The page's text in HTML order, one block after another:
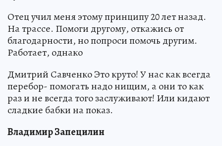
Отец учил меня этому принципу 20 лет назад.
На трассе. Помоги другому, откажись от
благодарности, но попроси помочь другим.
Работает, однако
Дмитрий Савченко Это круто! У нас как всегда
перебор- помогать надо нищим, а они то как
раз и не всегда того заслуживают! Или кидают
сладкие бабки на показ.
Владимир Запецилин